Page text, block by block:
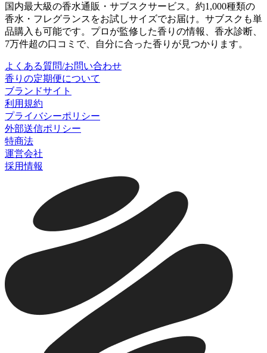
国内最大級の香水通販・サブスクサービス。約1,000種類の
香水・フレグランスをお試しサイズでお届け。サブスクも単
品購入も可能です。プロが監修した香りの情報、香水診断、
7万件超の口コミで、自分に合った香りが見つかります。
よくある質問/お問い合わせ
香りの定期便について
ブランドサイト
利用規約
プライバシーポリシー
外部送信ポリシー
特商法
運営会社
採用情報